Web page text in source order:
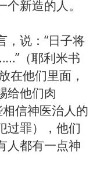
新造的人。
，说：“日子将
（耶利米书
在他们里面，
给他们肉
信神医治人的
过罪），他们
人都有一点神